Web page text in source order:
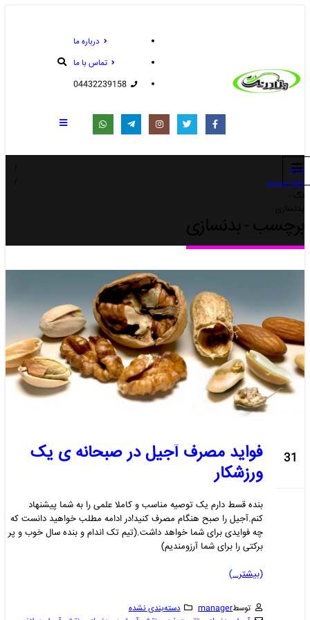
درباره ما
تماس با ما
04432239158
خانه
اخبار سایت
31
فواید مصرف آجیل در صبحانه ی یک
ورزشکار
بنده قسط دارم یک توصیه مناسب و کاملا علمی را به شما پیشنهاد
کنم.آجیل را صبح هنگام مصرف کنید!در ادامه مطلب خواهید دانست که
چه فوایدی برای شما خواهد داشت.(تیم تک اندام و بنده سال خوب و پر
برکتی را برای شما آرزومندیم)
(بیشتر…)
توسطmanager
دسته‌بندی نشده